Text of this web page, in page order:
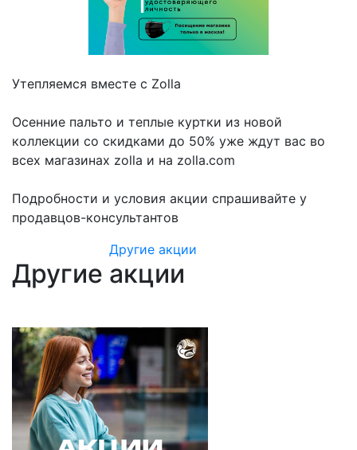
Утепляемся вместе с Zolla
Осенние пальто и теплые куртки из новой
коллекции со скидками до 50% уже ждут вас во
всех магазинах zolla и на zolla.com
Подробности и условия акции спрашивайте у
продавцов-консультантов
Другие акции
Другие акции